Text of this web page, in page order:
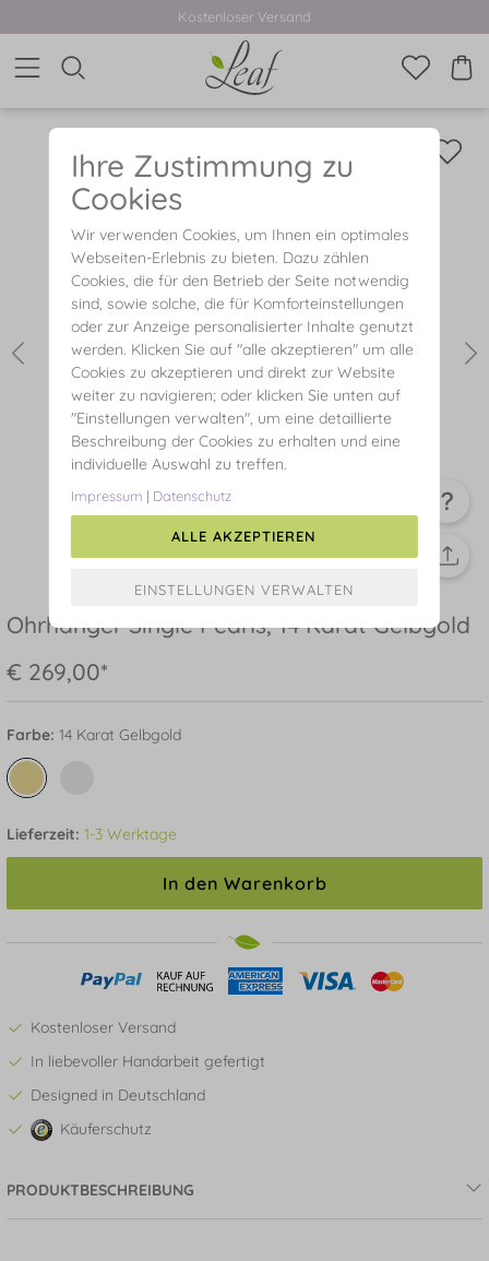
Kostenloser Versand
Ohrhänger Single Pearls, 14 Karat Gelbgold
€ 269,00*
Farbe: 14 Karat Gelbgold
Lieferzeit: 1-3 Werktage
In den Warenkorb
Kostenloser Versand
In liebevoller Handarbeit gefertigt
Designed in Deutschland
Käuferschutz
PRODUKTBESCHREIBUNG
Ihre Zustimmung zu
Cookies
Wir verwenden Cookies, um Ihnen ein optimales
Webseiten-Erlebnis zu bieten. Dazu zählen
Cookies, die für den Betrieb der Seite notwendig
sind, sowie solche, die für Komforteinstellungen
oder zur Anzeige personalisierter Inhalte genutzt
werden. Klicken Sie auf "alle akzeptieren" um alle
Cookies zu akzeptieren und direkt zur Website
weiter zu navigieren; oder klicken Sie unten auf
"Einstellungen verwalten", um eine detaillierte
Beschreibung der Cookies zu erhalten und eine
individuelle Auswahl zu treffen.
Impressum | Datenschutz
ALLE AKZEPTIEREN